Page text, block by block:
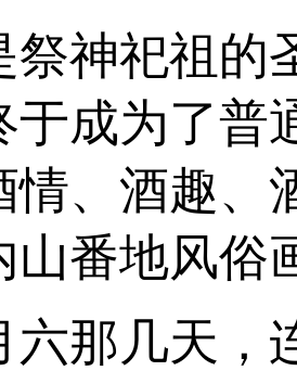
祭神祀祖的
于成为了普
情、酒趣、
山番地风
六那几天，